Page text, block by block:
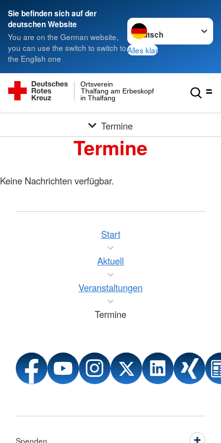
Sie befinden sich auf der
deutschen Website
You are on the German website,
you can use the switch to switch to
the English one
Sprache wechseln zu
Alles klar
in Thalfang
Thalfang am Erbeskopf e.V.
Ortsverein
Termine
Termine
Keine Nachrichten verfügbar.
Start
Aktuell
Veranstaltungen
Termine
Spenden